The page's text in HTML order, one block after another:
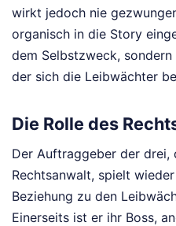
wirkt jedoch nie
organisch in die Story
dem Selbstzweck,
der sich die Leibwächter
Die Rolle des
Der Auftraggeber der drei,
Rechtsanwalt, spielt
Beziehung zu den
Einerseits ist er ihr Boss,